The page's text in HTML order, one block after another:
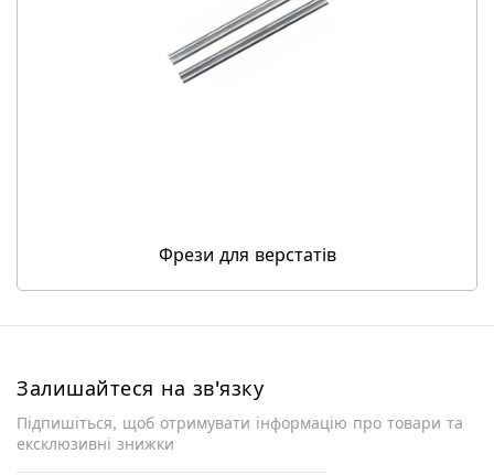
Фрези для верстатів
Залишайтеся на зв'язку
Підпишіться, щоб отримувати інформацію про товари та
ексклюзивні знижки